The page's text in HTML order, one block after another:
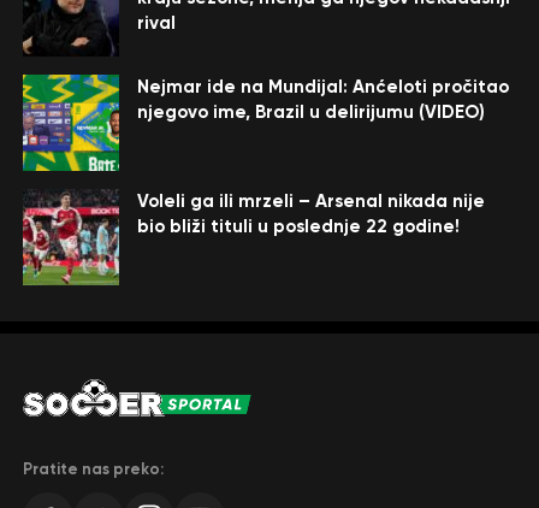
rival
Nejmar ide na Mundijal: Anćeloti pročitao
njegovo ime, Brazil u delirijumu (VIDEO)
Voleli ga ili mrzeli – Arsenal nikada nije
bio bliži tituli u poslednje 22 godine!
Pratite nas preko: